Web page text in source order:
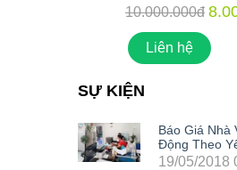
10.000.000đ
Liên hệ
SỰ KIỆN
Báo Giá Nhà
Động Theo
Nhất Hiện
19/05/2018